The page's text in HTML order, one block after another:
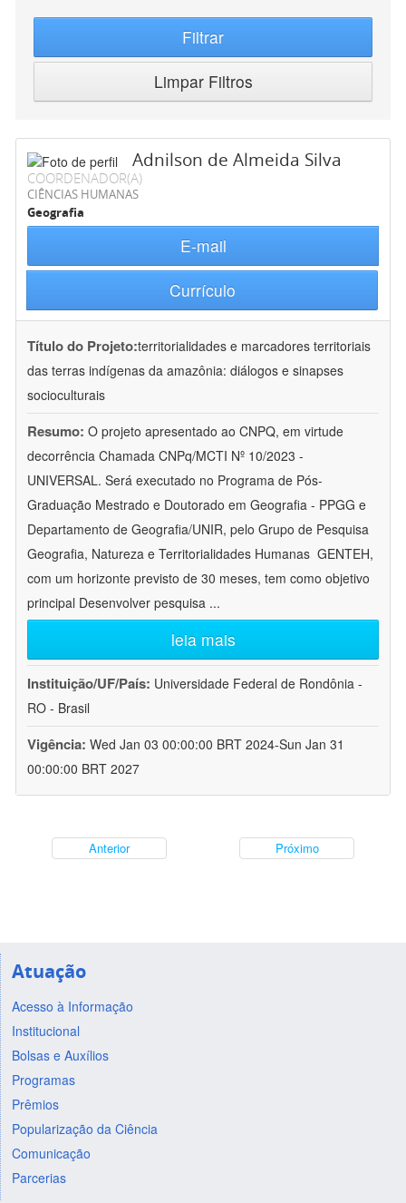
Filtrar
Limpar Filtros
Adnilson de Almeida Silva
COORDENADOR(A)
CIÊNCIAS HUMANAS
Geografia
E-mail
Currículo
Título do Projeto:territorialidades e marcadores territoriais
das terras indígenas da amazônia: diálogos e sinapses
socioculturais
Resumo: O projeto apresentado ao CNPQ, em virtude
decorrência Chamada CNPq/MCTI Nº 10/2023 -
UNIVERSAL. Será executado no Programa de Pós-
Graduação Mestrado e Doutorado em Geografia - PPGG e
Departamento de Geografia/UNIR, pelo Grupo de Pesquisa
Geografia, Natureza e Territorialidades Humanas  GENTEH,
com um horizonte previsto de 30 meses, tem como objetivo
principal Desenvolver pesquisa ...
leia mais
Instituição/UF/País: Universidade Federal de Rondônia -
RO - Brasil
Vigência: Wed Jan 03 00:00:00 BRT 2024-Sun Jan 31
00:00:00 BRT 2027
Anterior Próximo
Atuação
Acesso à Informação
Institucional
Bolsas e Auxílios
Programas
Prêmios
Popularização da Ciência
Comunicação
Parcerias